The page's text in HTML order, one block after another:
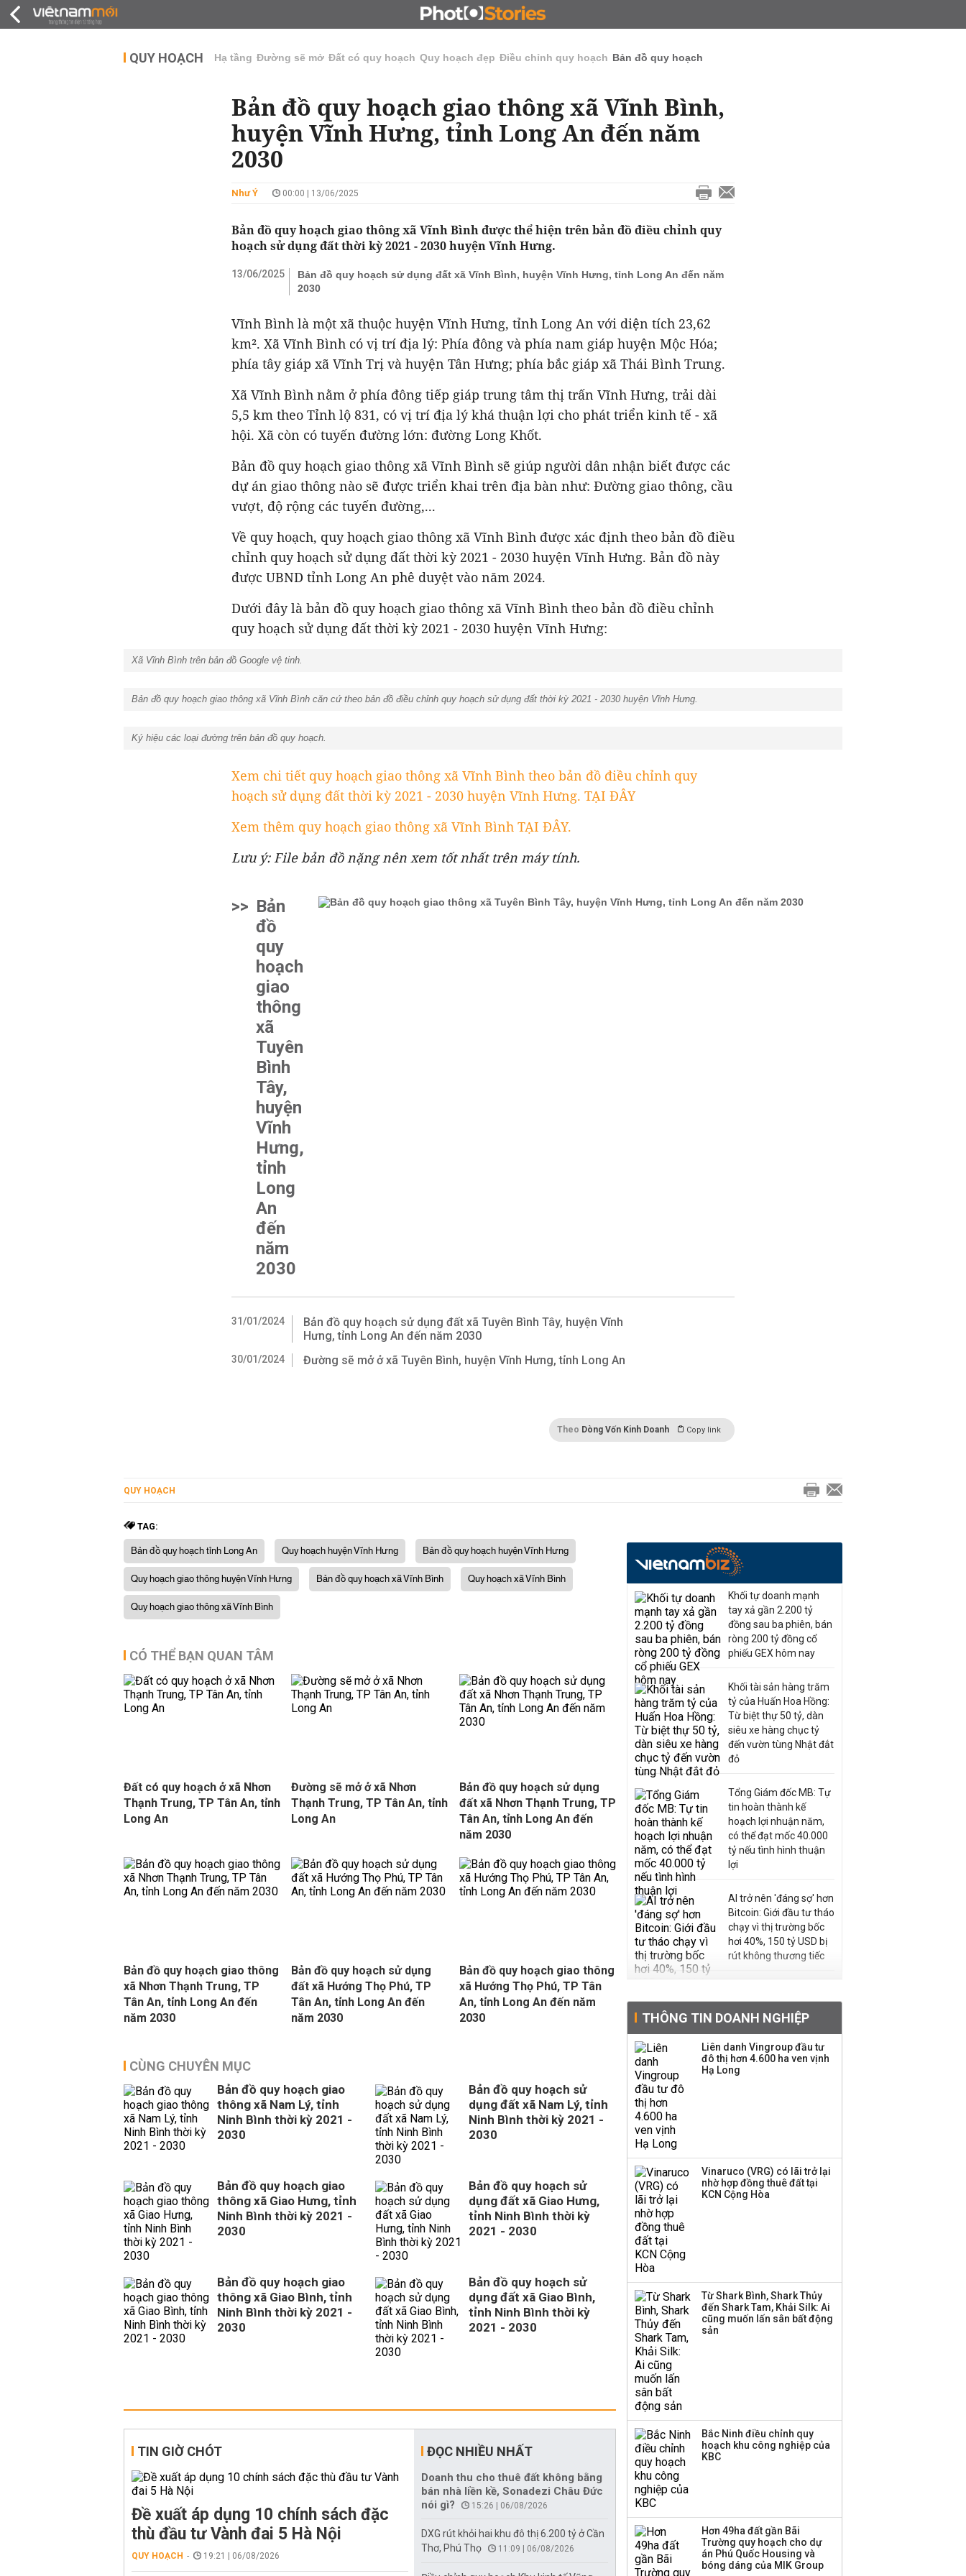
ĐẤU GIÁ - ĐẤU THẦU KINH DOANH
QUY HOẠCH Hạ tầng Đường sẽ mở Đất có quy hoạch Quy hoạch đẹp Điều chỉnh quy hoạch Bản đồ quy hoạch
Bản đồ quy hoạch giao thông xã Vĩnh Bình,
huyện Vĩnh Hưng, tỉnh Long An đến năm
2030
Như Ý 00:00 | 13/06/2025
Bản đồ quy hoạch giao thông xã Vĩnh Bình được thể hiện trên bản đồ điều chỉnh quy
hoạch sử dụng đất thời kỳ 2021 - 2030 huyện Vĩnh Hưng.
13/06/2025
Bản đồ quy hoạch sử dụng đất xã Vĩnh Bình, huyện Vĩnh Hưng, tỉnh Long An đến năm
2030
Vĩnh Bình là một xã thuộc huyện Vĩnh Hưng, tỉnh Long An với diện tích 23,62
km². Xã Vĩnh Bình có vị trí địa lý: Phía đông và phía nam giáp huyện Mộc Hóa;
phía tây giáp xã Vĩnh Trị và huyện Tân Hưng; phía bắc giáp xã Thái Bình Trung.
Xã Vĩnh Bình nằm ở phía đông tiếp giáp trung tâm thị trấn Vĩnh Hưng, trải dài
5,5 km theo Tỉnh lộ 831, có vị trí địa lý khá thuận lợi cho phát triển kinh tế - xã
hội. Xã còn có tuyến đường lớn: đường Long Khốt.
Bản đồ quy hoạch giao thông xã Vĩnh Bình sẽ giúp người dân nhận biết được các
dự án giao thông nào sẽ được triển khai trên địa bàn như: Đường giao thông, cầu
vượt, độ rộng các tuyến đường,...
Về quy hoạch, quy hoạch giao thông xã Vĩnh Bình được xác định theo bản đồ điều
chỉnh quy hoạch sử dụng đất thời kỳ 2021 - 2030 huyện Vĩnh Hưng. Bản đồ này
được UBND tỉnh Long An phê duyệt vào năm 2024.
Dưới đây là bản đồ quy hoạch giao thông xã Vĩnh Bình theo bản đồ điều chỉnh
quy hoạch sử dụng đất thời kỳ 2021 - 2030 huyện Vĩnh Hưng:
Xã Vĩnh Bình trên bản đồ Google vệ tinh.
Bản đồ quy hoạch giao thông xã Vĩnh Bình căn cứ theo bản đồ điều chỉnh quy hoạch sử dụng đất thời kỳ 2021 - 2030 huyện Vĩnh Hưng.
Ký hiệu các loại đường trên bản đồ quy hoạch.
Xem chi tiết quy hoạch giao thông xã Vĩnh Bình theo bản đồ điều chỉnh quy
hoạch sử dụng đất thời kỳ 2021 - 2030 huyện Vĩnh Hưng. TẠI ĐÂY
Xem thêm quy hoạch giao thông xã Vĩnh Bình TẠI ĐÂY.
Lưu ý: File bản đồ nặng nên xem tốt nhất trên máy tính.
>> Bản
đồ
quy
hoạch
giao
thông
xã
Tuyên
Bình
Tây,
huyện
Vĩnh
Hưng,
tỉnh
Long
An
đến
năm
2030
31/01/2024
Bản đồ quy hoạch sử dụng đất xã Tuyên Bình Tây, huyện Vĩnh
Hưng, tỉnh Long An đến năm 2030
30/01/2024 Đường sẽ mở ở xã Tuyên Bình, huyện Vĩnh Hưng, tỉnh Long An
Theo Dòng Vốn Kinh Doanh Copy link
QUY HOẠCH
TAG:
Bản đồ quy hoạch tỉnh Long An Quy hoạch huyện Vĩnh Hưng
Bản đồ quy hoạch huyện Vĩnh Hưng
Quy hoạch giao thông huyện Vĩnh Hưng
Bản đồ quy hoạch xã Vĩnh Bình
Quy hoạch xã Vĩnh Bình
Quy hoạch giao thông xã Vĩnh Bình
CÓ THỂ BẠN QUAN TÂM
Đất có quy hoạch ở xã Nhơn
Thạnh Trung, TP Tân An, tỉnh
Long An
Đường sẽ mở ở xã Nhơn
Thạnh Trung, TP Tân An, tỉnh
Long An
Bản đồ quy hoạch sử dụng
đất xã Nhơn Thạnh Trung, TP
Tân An, tỉnh Long An đến
năm 2030
Bản đồ quy hoạch giao thông
xã Nhơn Thạnh Trung, TP
Tân An, tỉnh Long An đến
năm 2030
Bản đồ quy hoạch sử dụng
đất xã Hướng Thọ Phú, TP
Tân An, tỉnh Long An đến
năm 2030
Bản đồ quy hoạch giao thông
xã Hướng Thọ Phú, TP Tân
An, tỉnh Long An đến năm
2030
CÙNG CHUYÊN MỤC
Bản đồ quy hoạch giao
thông xã Nam Lý, tỉnh
Ninh Bình thời kỳ 2021 -
2030
Bản đồ quy hoạch sử
dụng đất xã Nam Lý, tỉnh
Ninh Bình thời kỳ 2021 -
2030
Bản đồ quy hoạch giao
thông xã Giao Hưng, tỉnh
Ninh Bình thời kỳ 2021 -
2030
Bản đồ quy hoạch sử
dụng đất xã Giao Hưng,
tỉnh Ninh Bình thời kỳ
2021 - 2030
Bản đồ quy hoạch giao
thông xã Giao Bình, tỉnh
Ninh Bình thời kỳ 2021 -
2030
Bản đồ quy hoạch sử
dụng đất xã Giao Bình,
tỉnh Ninh Bình thời kỳ
2021 - 2030
TIN GIỜ CHÓT
Đề xuất áp dụng 10 chính sách đặc
thù đầu tư Vành đai 5 Hà Nội
QUY HOẠCH 19:21 | 06/08/2026
ĐỌC NHIỀU NHẤT
Doanh thu cho thuê đất không bằng
bán nhà liền kề, Sonadezi Châu Đức
nói gì?
15:26 | 06/08/2026
DXG rút khỏi hai khu đô thị 6.200 tỷ ở Cần
Thơ, Phú Thọ
11:09 | 06/08/2026
Khối tự doanh mạnh
tay xả gần 2.200 tỷ
đồng sau ba phiên, bán
ròng 200 tỷ đồng cổ
phiếu GEX hôm nay
Khối tài sản hàng trăm
tỷ của Huấn Hoa Hồng:
Từ biệt thự 50 tỷ, dàn
siêu xe hàng chục tỷ
đến vườn tùng Nhật đắt
đỏ
Tổng Giám đốc MB: Tự
tin hoàn thành kế
hoạch lợi nhuận năm,
có thể đạt mốc 40.000
tỷ nếu tình hình thuận
lợi
AI trở nên 'đáng sợ' hơn
Bitcoin: Giới đầu tư tháo
chạy vì thị trường bốc
hơi 40%, 150 tỷ USD bị
rút không thương tiếc
sản xuất vàng mã trên
sàn báo lãi tăng 64%,
không vay một đồng
nào từ ngân hàng
Hơn 227.000 tài khoản
gia nhập thị trường
chứng khoán trong
tháng 7 biến động
Thị trường thường
THÔNG TIN DOANH NGHIỆP
Liên danh Vingroup đầu tư
đô thị hơn 4.600 ha ven vịnh
Hạ Long
Vinaruco (VRG) có lãi trở lại
nhờ hợp đồng thuê đất tại
KCN Cộng Hòa
Từ Shark Bình, Shark Thủy
đến Shark Tam, Khải Silk: Ai
cũng muốn lấn sân bất động
sản
Bắc Ninh điều chỉnh quy
hoạch khu công nghiệp của
KBC
Hơn 49ha đất gần Bãi
Trường quy hoạch cho dự
án Phú Quốc Housing và
bóng dáng của MIK Group